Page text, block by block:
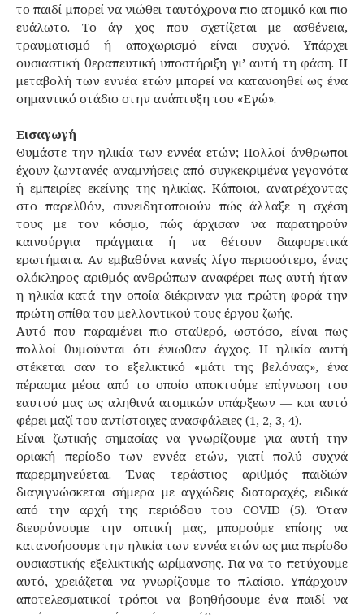
το παιδί μπορεί να νιώθει ταυτόχρονα πιο ατομικό και πιο
ευάλωτο. Το άγ χος που σχετίζεται με ασθένεια,
τραυματισμό ή αποχωρισμό είναι συχνό. Υπάρχει
ουσιαστική θεραπευτική υποστήριξη γι’ αυτή τη φάση. Η
μεταβολή των εννέα ετών μπορεί να κατανοηθεί ως ένα
σημαντικό στάδιο στην ανάπτυξη του «Εγώ».
Εισαγωγή
Θυμάστε την ηλικία των εννέα ετών; Πολλοί άνθρωποι
έχουν ζωντανές αναμνήσεις από συγκεκριμένα γεγονότα
ή εμπειρίες εκείνης της ηλικίας. Κάποιοι, ανατρέχοντας
στο παρελθόν, συνειδητοποιούν πώς άλλαξε η σχέση
τους με τον κόσμο, πώς άρχισαν να παρατηρούν
καινούργια πράγματα ή να θέτουν διαφορετικά
ερωτήματα. Αν εμβαθύνει κανείς λίγο περισσότερο, ένας
ολόκληρος αριθμός ανθρώπων αναφέρει πως αυτή ήταν
η ηλικία κατά την οποία διέκριναν για πρώτη φορά την
πρώτη σπίθα του μελλοντικού τους έργου ζωής.
Αυτό που παραμένει πιο σταθερό, ωστόσο, είναι πως
πολλοί θυμούνται ότι ένιωθαν άγχος. Η ηλικία αυτή
στέκεται σαν το εξελικτικό «μάτι της βελόνας», ένα
πέρασμα μέσα από το οποίο αποκτούμε επίγνωση του
εαυτού μας ως αληθινά ατομικών υπάρξεων — και αυτό
φέρει μαζί του αντίστοιχες ανασφάλειες (1, 2, 3, 4).
Είναι ζωτικής σημασίας να γνωρίζουμε για αυτή την
οριακή περίοδο των εννέα ετών, γιατί πολύ συχνά
παρερμηνεύεται. Ένας τεράστιος αριθμός παιδιών
διαγιγνώσκεται σήμερα με αγχώδεις διαταραχές, ειδικά
από την αρχή της περιόδου του COVID (5). Όταν
διευρύνουμε την οπτική μας, μπορούμε επίσης να
κατανοήσουμε την ηλικία των εννέα ετών ως μια περίοδο
ουσιαστικής εξελικτικής ωρίμανσης. Για να το πετύχουμε
αυτό, χρειάζεται να γνωρίζουμε το πλαίσιο. Υπάρχουν
αποτελεσματικοί τρόποι να βοηθήσουμε ένα παιδί να